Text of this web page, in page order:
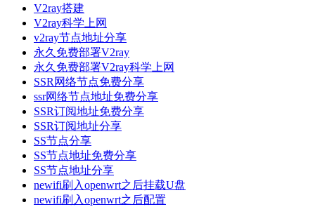
V2ray搭建
V2ray科学上网
v2ray节点地址分享
永久免费部署V2ray
永久免费部署V2ray科学上网
SSR网络节点免费分享
ssr网络节点地址免费分享
SSR订阅地址免费分享
SSR订阅地址分享
SS节点分享
SS节点地址免费分享
SS节点地址分享
newifi刷入openwrt之后挂载U盘
newifi刷入openwrt之后配置